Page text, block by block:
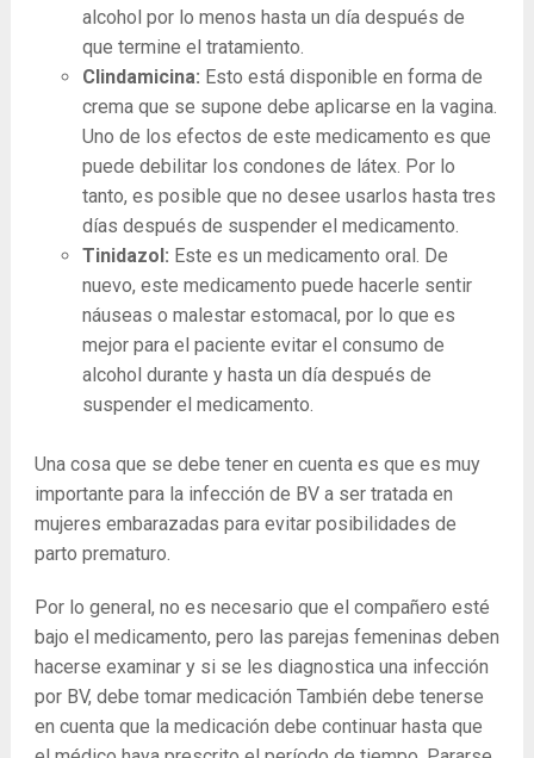
alcohol por lo menos hasta un día después de
que termine el tratamiento.
Clindamicina: Esto está disponible en forma de
crema que se supone debe aplicarse en la vagina.
Uno de los efectos de este medicamento es que
puede debilitar los condones de látex. Por lo
tanto, es posible que no desee usarlos hasta tres
días después de suspender el medicamento.
Tinidazol: Este es un medicamento oral. De
nuevo, este medicamento puede hacerle sentir
náuseas o malestar estomacal, por lo que es
mejor para el paciente evitar el consumo de
alcohol durante y hasta un día después de
suspender el medicamento.
Una cosa que se debe tener en cuenta es que es muy
importante para la infección de BV a ser tratada en
mujeres embarazadas para evitar posibilidades de
parto prematuro.
Por lo general, no es necesario que el compañero esté
bajo el medicamento, pero las parejas femeninas deben
hacerse examinar y si se les diagnostica una infección
por BV, debe tomar medicación También debe tenerse
en cuenta que la medicación debe continuar hasta que